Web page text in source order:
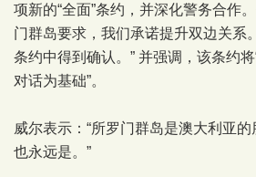
项新的“全面”条约，并深化警务合作
门群岛要求，我们承诺提升双边关系
条约中得到确认。” 并强调，该条约
对话为基础”。
威尔表示：“所罗门群岛是澳大利亚
也永远是。”